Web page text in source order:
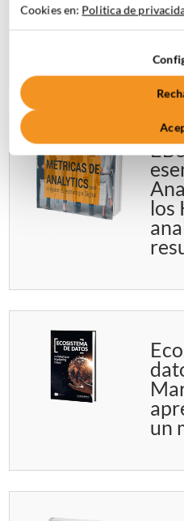
los
un
Cookies en: Politica de